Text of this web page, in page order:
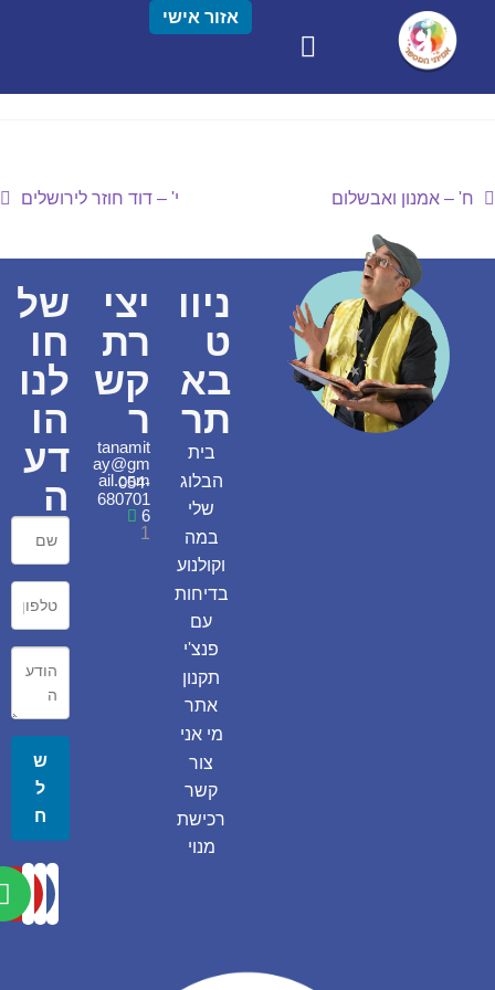
אזור אישי
ח' – אמנון ואבשלום י' – דוד חוזר לירושלים
ניוו
ט
בא
תר
בית
הבלוג
שלי
במה
וקולנוע
בדיחות
עם
פנצ'י
תקנון
אתר
מי אני
צור
קשר
רכישת
מנוי
יצי
רת
קש
ר
tanamit
ay@gm
ail.com
054-
680701
6
1
של
חו
לנו
הו
דע
ה
ש
ל
ח